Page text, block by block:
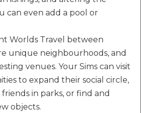
can even add a pool or
Worlds Travel between
unique neighbourhoods, and
venues. Your Sims can visit
to expand their social circle,
in parks, or find and
objects.